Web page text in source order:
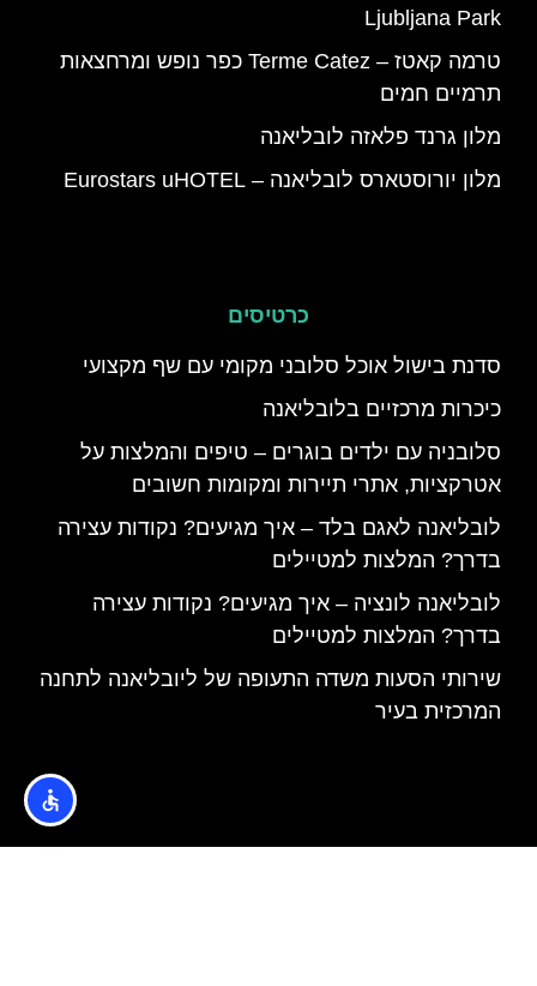
Ljubljana Park
טרמה קאטז – Terme Catez כפר נופש ומרחצאות
תרמיים חמים
מלון גרנד פלאזה לובליאנה
מלון יורוסטארס לובליאנה – Eurostars uHOTEL
כרטיסים
סדנת בישול אוכל סלובני מקומי עם שף מקצועי
כיכרות מרכזיים בלובליאנה
סלובניה עם ילדים בוגרים – טיפים והמלצות על
אטרקציות, אתרי תיירות ומקומות חשובים
לובליאנה לאגם בלד – איך מגיעים? נקודות עצירה
בדרך? המלצות למטיילים
לובליאנה לונציה – איך מגיעים? נקודות עצירה
בדרך? המלצות למטיילים
שירותי הסעות משדה התעופה של ליובליאנה לתחנה
המרכזית בעיר